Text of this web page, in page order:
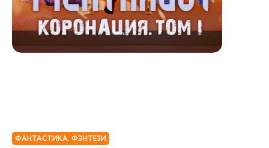
ФАНТАСТИКА. ФЭНТЕЗИ